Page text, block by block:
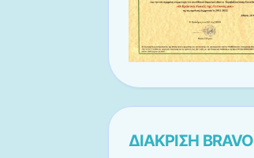
ΔΙΑΚΡΙΣΗ BRAVO